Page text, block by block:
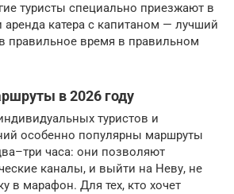
туристы специально приезжают в
аренда катера с капитаном — лучший
правильное время в правильном
в 2026 году
туристов и
особенно популярны маршруты
часа: они позволяют
каналы, и выйти на Неву, не
в марафон. Для тех, кто хочет